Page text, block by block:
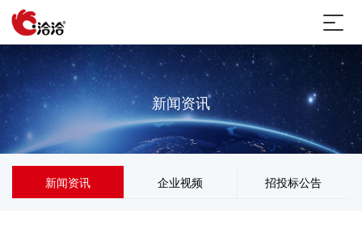
新闻资讯
新闻资讯 企业视频 招投标公告